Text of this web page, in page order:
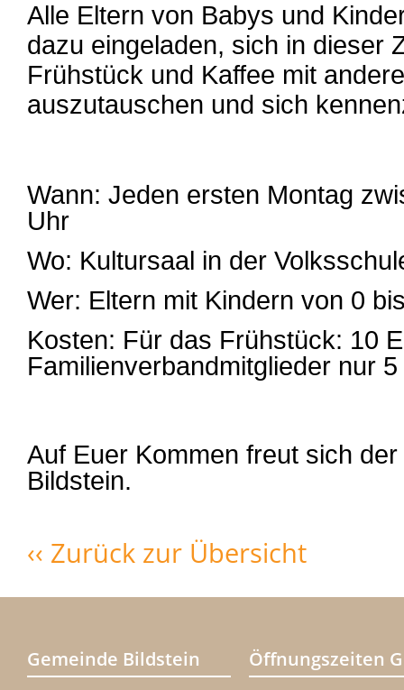
Alle Eltern von Babys und
dazu eingeladen, sich in dieser
Frühstück und Kaffee mit
auszutauschen und sich
Wann: Jeden ersten Montag
Uhr
Wo: Kultursaal in der
Wer: Eltern mit Kindern von 0
Kosten: Für das Frühstück: 10
Familienverbandmitglieder nur
Auf Euer Kommen freut sich
Bildstein.
‹‹ Zurück zur Übersicht
Gemeinde Bildstein Öffnungszeiten